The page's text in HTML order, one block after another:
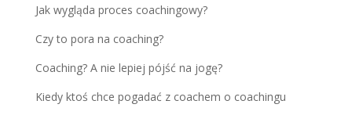
Jak wygląda proces coachingowy?
Czy to pora na coaching?
Coaching? A nie lepiej pójść na jogę?
Kiedy ktoś chce pogadać z coachem o coachingu